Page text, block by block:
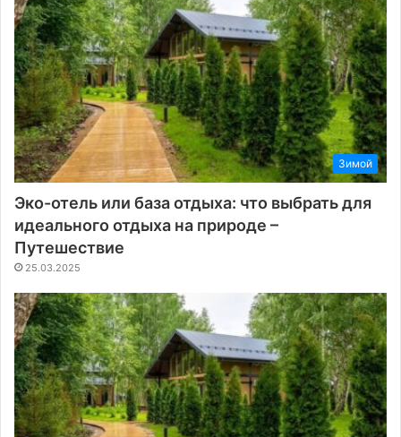
Зимой
Эко-отель или база отдыха: что выбрать для
идеального отдыха на природе –
Путешествие
25.03.2025